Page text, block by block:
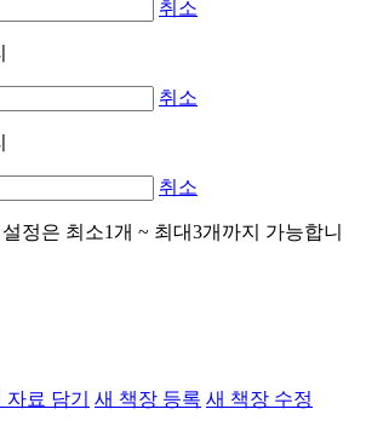
취소
취소
취소
정은 최소1개 ~ 최대3개까지 가능합니
료 담기 새 책장 등록 새 책장 수정